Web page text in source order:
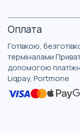
Оплата
Готівкою,
терміналами
допомогою
Liqpay, Portmone